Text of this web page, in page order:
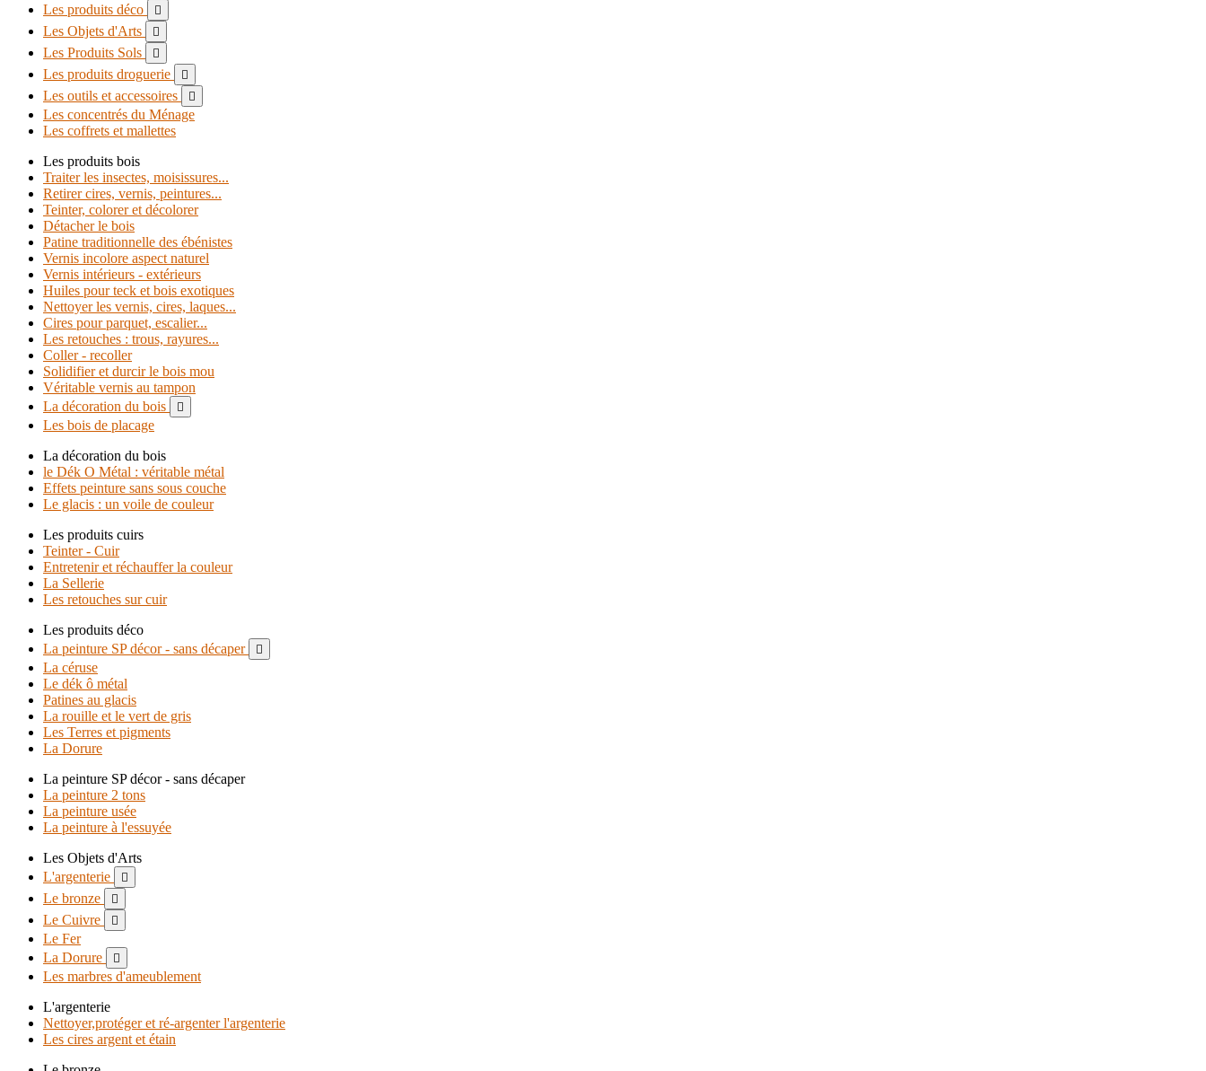
Les produits déco 
Les Objets d'Arts 
Les Produits Sols 
Les produits droguerie 
Les outils et accessoires 
Les concentrés du Ménage
Les coffrets et mallettes
Les produits bois
Traiter les insectes, moisissures...
Retirer cires, vernis, peintures...
Teinter, colorer et décolorer
Détacher le bois
Patine traditionnelle des ébénistes
Vernis incolore aspect naturel
Vernis intérieurs - extérieurs
Huiles pour teck et bois exotiques
Nettoyer les vernis, cires, laques...
Cires pour parquet, escalier...
Les retouches : trous, rayures...
Coller - recoller
Solidifier et durcir le bois mou
Véritable vernis au tampon
La décoration du bois

Les bois de placage
La décoration du bois
le Dék O Métal : véritable métal
Effets peinture sans sous couche
Le glacis : un voile de couleur
Les produits cuirs
Teinter - Cuir
Entretenir et réchauffer la couleur
La Sellerie
Les retouches sur cuir
Les produits déco
La peinture SP décor - sans décaper

La céruse
Le dék ô métal
Patines au glacis
La rouille et le vert de gris
Les Terres et pigments
La Dorure
La peinture SP décor - sans décaper
La peinture 2 tons
La peinture usée
La peinture à l'essuyée
Les Objets d'Arts
L'argenterie

Le bronze 
Le Cuivre 
Le Fer
La Dorure

Les marbres d'ameublement
L'argenterie
Nettoyer,protéger et ré-argenter l'argenterie
Les cires argent et étain